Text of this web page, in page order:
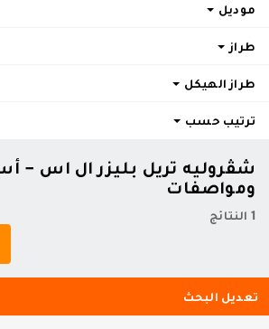
موديل
طراز
طراز الهيكل
ترتيب حسب
شڤروليه تريل بليزر ال اس -
ومواصفات
1 النتائج
تعديل البحث